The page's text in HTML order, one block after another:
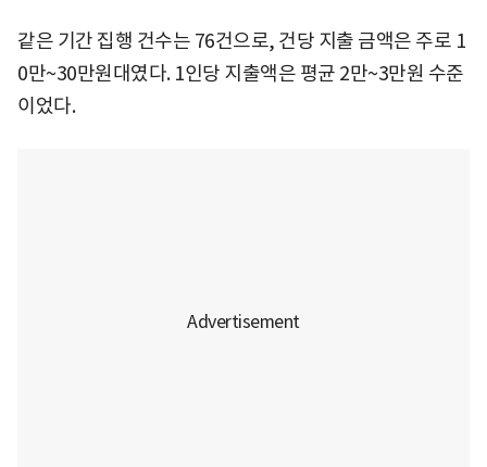
같은 기간 집행 건수는 76건으로, 건당 지출 금액은 주로 1
0만~30만원대였다. 1인당 지출액은 평균 2만~3만원 수준
이었다.